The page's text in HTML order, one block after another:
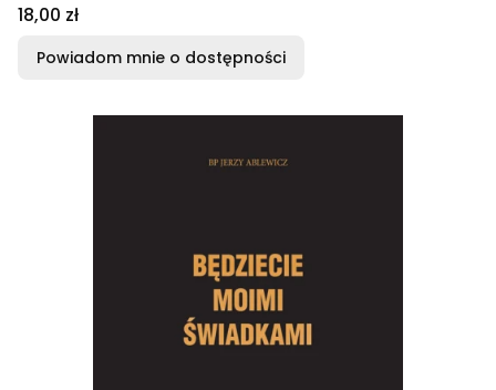
Cena
18,00 zł
Powiadom mnie o dostępności